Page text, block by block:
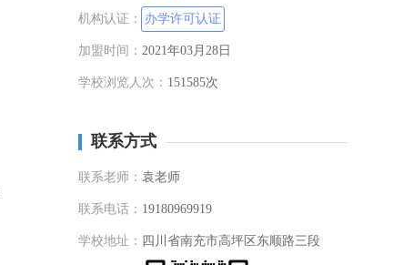
机构认证： 办学许可认证
加盟时间： 2021年03月28日
学校浏览人次： 151585次
联系方式
联系老师： 袁老师
联系电话： 19180969919
学校地址： 四川省南充市高坪区东顺路三段